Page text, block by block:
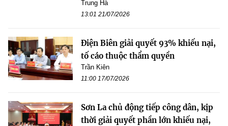
Trung Hà
13:01 21/07/2026
Điện Biên giải quyết 93% khiếu nại,
tố cáo thuộc thẩm quyền
Trần Kiên
11:00 17/07/2026
Sơn La chủ động tiếp công dân, kịp
thời giải quyết phần lớn khiếu nại,